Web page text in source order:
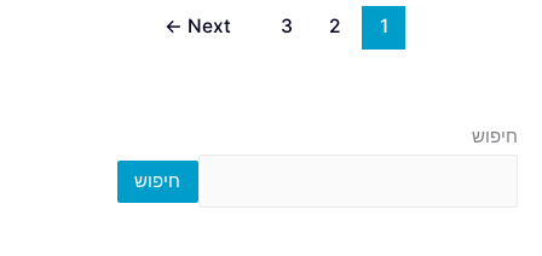
1
2
3
Next
←
חיפוש
חיפוש